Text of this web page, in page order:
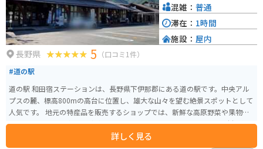
となるため、この期間に訪れる際は佐久市役所にて道路通行許可の申請と許
可を得る必要があります。宇宙探査の最前線を垣間見ることができる貴重な
機会ですので、興味のある方はぜひ訪れてみてください。
長野県 5 （口コミ1件）
#道の駅
道の駅 和田宿ステーションは、長野県下伊那郡にある道の駅です。中央アル
プスの麓、標高800mの高台に位置し、雄大な山々を望む絶景スポットとして
人気です。 地元の特産品を販売するショップでは、新鮮な高原野菜や果物、
手作りのジャムや漬物などが並びます。レストランでは、地元産の食材を使
った郷土料理や、信州そばなどが楽しめます。バイクラックも設置されてい
詳しく見る
混雑： 普通
滞在： 1時間
施設： 屋内